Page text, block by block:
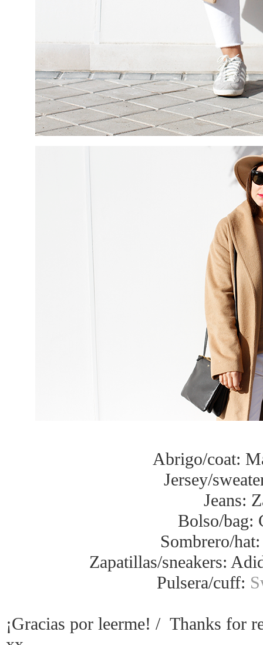
Abrigo/coat:
Jersey/
Jeans:
Bolso/bag:
Sombrero/
Zapatillas/sneakers:
Pulsera/cuff:
¡Gracias por leerme! / Thanks for